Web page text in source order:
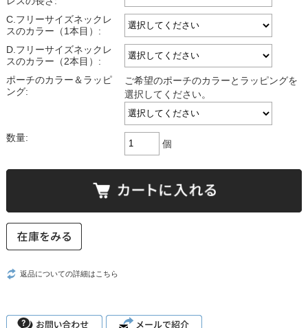
C.フリーサイズネックレ
スのカラー（1本目）:
D.フリーサイズネックレ
スのカラー（2本目）:
ポーチのカラー＆ラッピ
ング:
ご希望のポーチのカラーとラッピングを
選択してください。
数量:
個
返品についての詳細はこちら